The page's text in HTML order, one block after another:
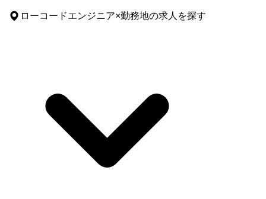
ローコードエンジニア×勤務地の求人を探す